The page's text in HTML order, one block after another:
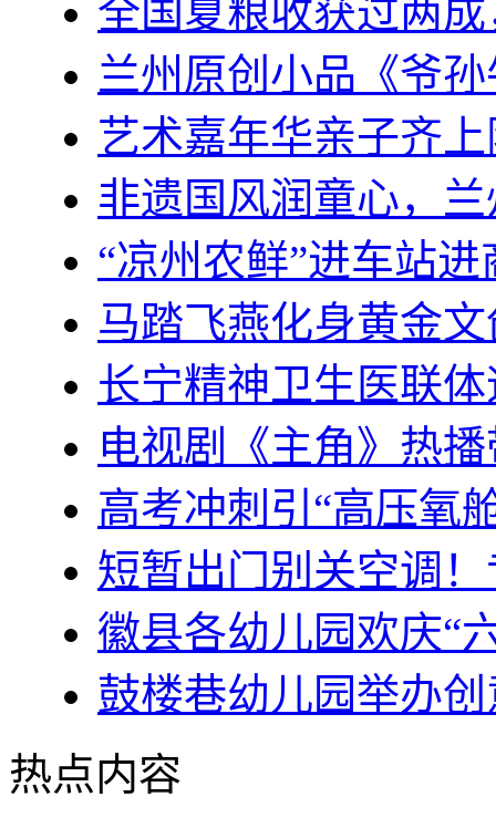
全国夏粮收获过两
兰州原创小品《爷
艺术嘉年华亲子齐
非遗国风润童心，
“凉州农鲜”进车站
马踏飞燕化身黄金
长宁精神卫生医联
电视剧《主角》热
高考冲刺引“高压氧
短暂出门别关空调！
徽县各幼儿园欢庆“
鼓楼巷幼儿园举办
热点内容